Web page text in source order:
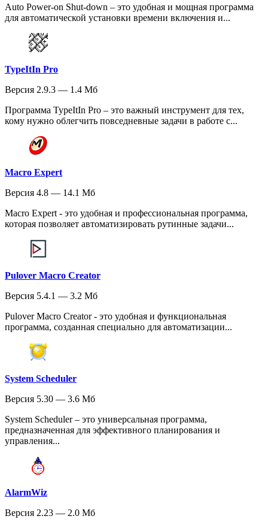
Auto Power-on Shut-down – это удобная и мощная программа
для автоматической установки времени включения и...
TypeItIn Pro
Версия 2.9.3 — 1.4 Мб
Программа TypeItIn Pro – это важный инструмент для тех,
кому нужно облегчить повседневные задачи в работе с...
Macro Expert
Версия 4.8 — 14.1 Мб
Macro Expert - это удобная и профессиональная программа,
которая позволяет автоматизировать рутинные задачи...
Pulover Macro Creator
Версия 5.4.1 — 3.2 Мб
Pulover Macro Creator - это удобная и функциональная
программа, созданная специально для автоматизации...
System Scheduler
Версия 5.30 — 3.6 Мб
System Scheduler – это универсальная программа,
предназначенная для эффективного планирования и
управления...
AlarmWiz
Версия 2.23 — 2.0 Мб